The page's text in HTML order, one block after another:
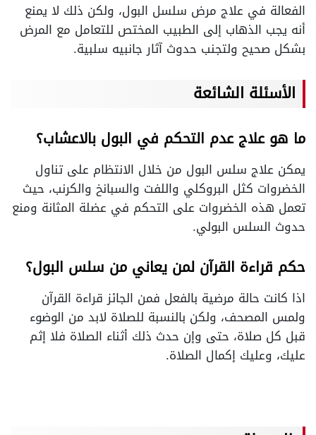
الفعالة في علاج مرض سلسل البول، ولكن ذلك لا يمنع
أنه يجب الذهاب إلى الطبيب المختص للتعامل مع المرض
بشكل صحيح ولتجنب حدوث آثار جانبيه سلبية.
الأسئلة الشائعة
ما هو علاج عدم التحكم في البول بالاعشاب؟
يمكن علاج سلس البول من خلال الانتظام على تناول
الخضروات كثل البروكلي واللفت والسبانخ والكرنب، حيث
تعمل هذه الخضروات على التحكم في عضلة المثانة ومنع
حدوث السلس البولي.
حكم قراءة القرآن لمن يعاني من سلس البول؟
اذا كانت حالة مرضية بالفعل فمن الجائز قراءة القرآن
ولمس المصحف، ولكن بالنسبة للصلاة لابد من الوضوء
قبل كل صلاة، حتى وإن حدث ذلك أثناء الصلاة فلا إثم
عليك، وعليك إكمال الصلاة.